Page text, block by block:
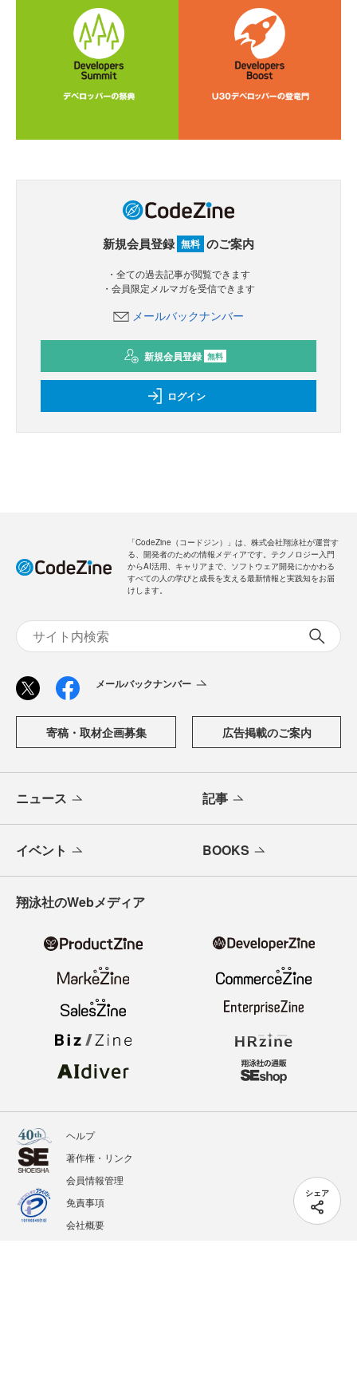
シェア
新規会員登録 無料 のご案内
・全ての過去記事が閲覧できます
・会員限定メルマガを受信できます
メールバックナンバー
新規会員登録 無料
ログイン
「CodeZine（コードジン）」は、株式会社翔泳社が運営す
る、開発者のための情報メディアです。テクノロジー入門
からAI活用、キャリアまで、ソフトウェア開発にかかわる
すべての人の学びと成長を支える最新情報と実践知をお届
けします。
メールバックナンバー
寄稿・取材企画募集 広告掲載のご案内
ニュース 記事
イベント BOOKS
翔泳社のWebメディア
ヘルプ
著作権・リンク
会員情報管理
免責事項
会社概要